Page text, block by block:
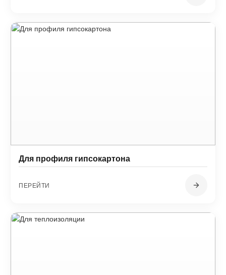
Для профиля гипсокартона
ПЕРЕЙТИ